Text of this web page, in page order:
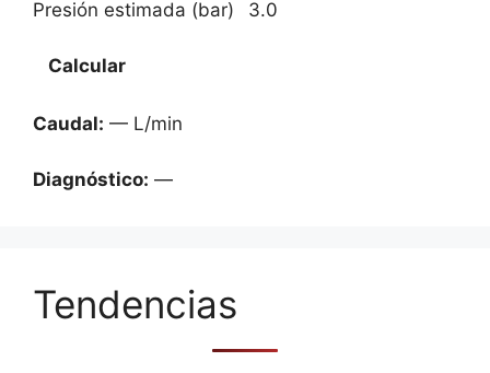
Presión estimada (bar)
Calcular
Caudal: — L/min
Diagnóstico: —
Tendencias